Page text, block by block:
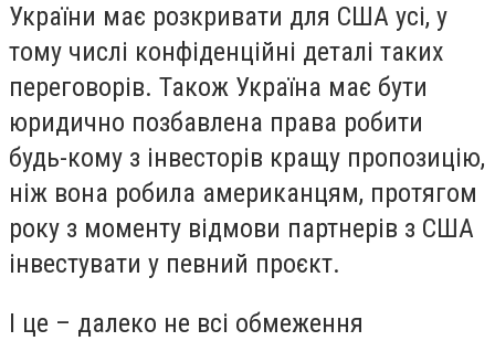
України має розкривати для США усі, у
тому числі конфіденційні деталі таких
переговорів. Також Україна має бути
юридично позбавлена права робити
будь-кому з інвесторів кращу пропозицію,
ніж вона робила американцям, протягом
року з моменту відмови партнерів з США
інвестувати у певний проєкт.
І це – далеко не всі обмеження